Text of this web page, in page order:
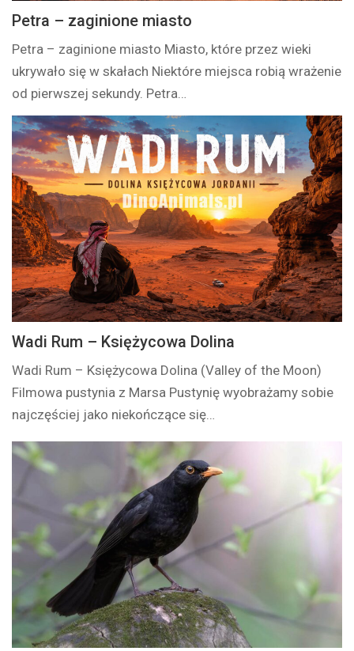
Petra – zaginione miasto
Petra – zaginione miasto Miasto, które przez wieki
ukrywało się w skałach Niektóre miejsca robią wrażenie
od pierwszej sekundy. Petra…
Wadi Rum – Księżycowa Dolina
Wadi Rum – Księżycowa Dolina (Valley of the Moon)
Filmowa pustynia z Marsa Pustynię wyobrażamy sobie
najczęściej jako niekończące się…